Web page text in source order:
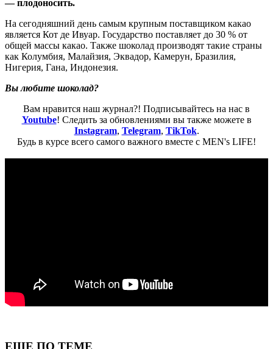
— плодоносить.
На сегодняшний день самым крупным поставщиком какао
является Кот де Ивуар. Государство поставляет до 30 % от
общей массы какао. Также шоколад производят такие страны
как Колумбия, Малайзия, Эквадор, Камерун, Бразилия,
Нигерия, Гана, Индонезия.
Вы любите шоколад?
Вам нравится наш журнал?! Подписывайтесь на нас в
Youtube! Следить за обновлениями вы также можете в
Instagram, Telegram, TikTok.
Будь в курсе всего самого важного вместе с MEN's LIFE!
ЕЩЕ ПО ТЕМЕ